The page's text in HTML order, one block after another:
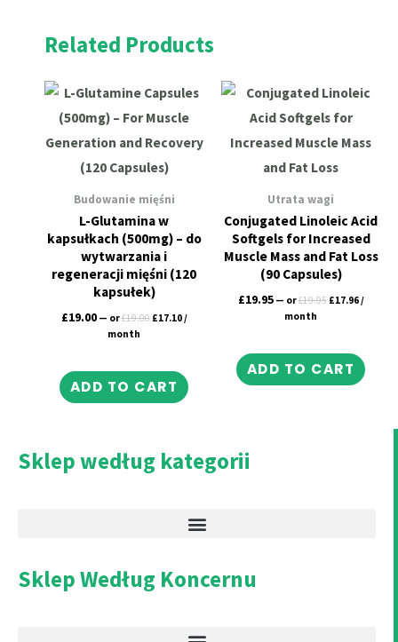
Sklep według kategorii
Sklep Według Koncernu
Related Products
Budowanie mięśni
L-Glutamina w
kapsułkach (500mg) – do
wytwarzania i
regeneracji mięśni (120
kapsułek)
£19.00 — or£19.00
Original
price
was:
£19.00.
£17.10
Current
price
is:
£17.10.
/
month
ADD TO CART
Utrata wagi
Conjugated Linoleic Acid
Softgels for Increased
Muscle Mass and Fat Loss
(90 Capsules)
£19.95 — or£19.95
Original
price
was:
£19.95.
£17.96
Current
price
/
month
ADD TO CART